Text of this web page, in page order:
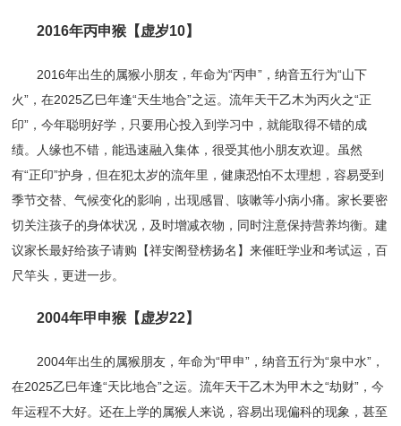
2016年丙申猴【虚岁10】
2016年出生的属猴小朋友，年命为“丙申”，纳音五行为“山下
火”，在2025乙巳年逢“天生地合”之运。流年天干乙木为丙火之“正
印”，今年聪明好学，只要用心投入到学习中，就能取得不错的成
绩。人缘也不错，能迅速融入集体，很受其他小朋友欢迎。虽然
有“正印”护身，但在犯太岁的流年里，健康恐怕不太理想，容易受到
季节交替、气候变化的影响，出现感冒、咳嗽等小病小痛。家长要密
切关注孩子的身体状况，及时增减衣物，同时注意保持营养均衡。建
议家长最好给孩子请购【祥安阁登榜扬名】来催旺学业和考试运，百
尺竿头，更进一步。
2004年甲申猴【虚岁22】
2004年出生的属猴朋友，年命为“甲申”，纳音五行为“泉中水”，
在2025乙巳年逢“天比地合”之运。流年天干乙木为甲木之“劫财”，今
年运程不大好。还在上学的属猴人来说，容易出现偏科的现象，甚至